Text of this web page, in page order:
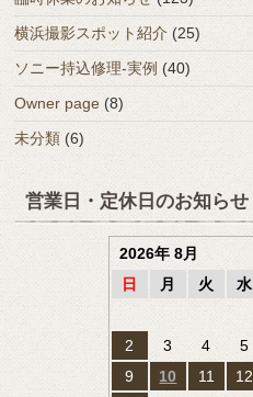
横浜撮影スポット紹介 (25)
ソニー持込修理-実例 (40)
Owner page (8)
未分類 (6)
営業日・定休日のお知らせ
2026年 8月
日
月 火 水
2
3 4 5
9
10 11 12